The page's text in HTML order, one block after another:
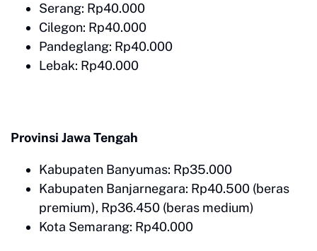
Serang: Rp40.000
Cilegon: Rp40.000
Pandeglang: Rp40.000
Lebak: Rp40.000
Provinsi Jawa Tengah
Kabupaten Banyumas: Rp35.000
Kabupaten Banjarnegara: Rp40.500 (beras
premium), Rp36.450 (beras medium)
Kota Semarang: Rp40.000